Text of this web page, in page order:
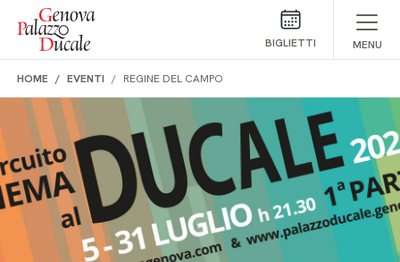
Salta al contenuto
BIGLIETTI MENU
HOME EVENTI REGINE DEL CAMPO